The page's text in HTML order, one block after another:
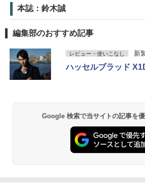
本誌：鈴木誠
編集部のおすすめ記事
レビュー・使いこなし 新
ハッセルブラッド
Google 検索で当サイトの記事を